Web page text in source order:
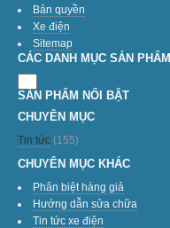
Bản quyền
Xe điện
Sitemap
CÁC DANH MỤC SẢN PHẨM
SẢN PHẨM NỔI BẬT
CHUYÊN MỤC
Tin tức (155)
CHUYÊN MỤC KHÁC
Phân biệt hàng giả
Hướng dẫn sửa chữa
Tin tức xe điện